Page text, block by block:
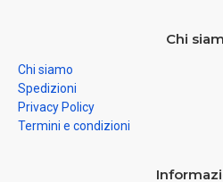
Chi
Chi siamo
Spedizioni
Privacy Policy
Termini e condizioni